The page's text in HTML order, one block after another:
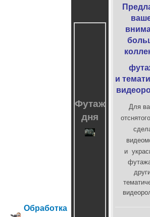
Обработка
и
Для
и
Футаж
дня